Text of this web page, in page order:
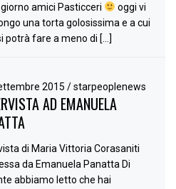
amici Pasticceri
oggi vi
una torta golosissima e a cui
potrà fare a meno di […]
2015/ starpeoplenews
AD EMANUELA
di Maria Vittoria Corasaniti
da Emanuela Panatta Di
abbiamo letto che hai